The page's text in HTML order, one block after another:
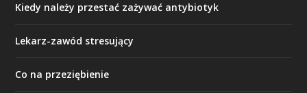
Kiedy należy przestać zażywać antybiotyk
Lekarz-zawód stresujący
Co na przeziębienie